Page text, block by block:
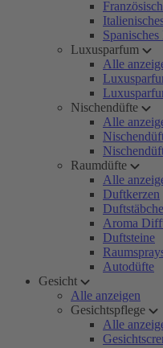
Spanisches
Luxusparfum
Alle
Nischendüfte
Alle
Raumdüfte
Alle
Duftkerzen
Aroma
Duftsteine
Autodüfte
Gesicht
Alle anzeigen
Gesichtspflege
Alle